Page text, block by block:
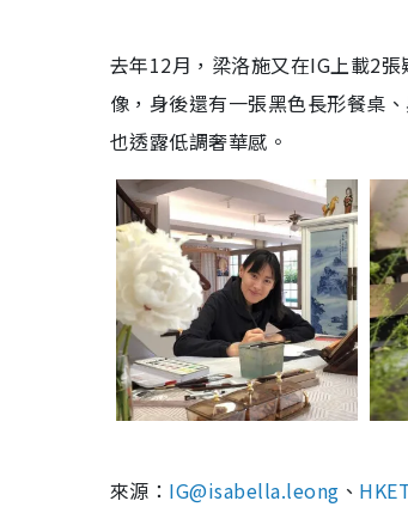
去年12月，梁洛施又在IG上載2
像，身後還有一張黑色長形餐桌
也透露低調奢華感。
來源： IG@isabella.leong 、